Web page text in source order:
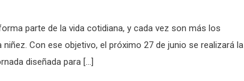
parte de la vida cotidiana, y cada vez son más los
Con ese objetivo, el próximo 27 de junio se realizará la
diseñada para […]